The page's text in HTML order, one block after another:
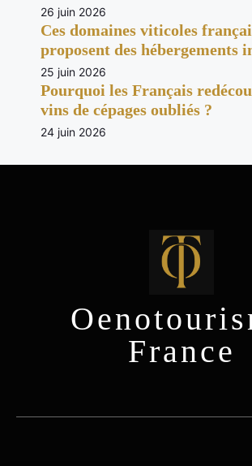
26 juin 2026
Ces domaines viticoles
proposent des hébergements
25 juin 2026
Pourquoi les Français
vins de cépages oubliés ?
24 juin 2026
France